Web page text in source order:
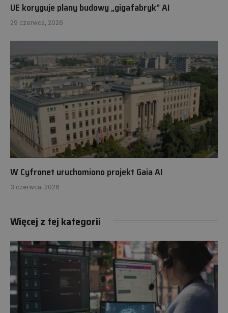
UE koryguje plany budowy „gigafabryk” AI
29 czerwca, 2026
W Cyfronet uruchomiono projekt Gaia AI
3 czerwca, 2026
Więcej z tej kategorii